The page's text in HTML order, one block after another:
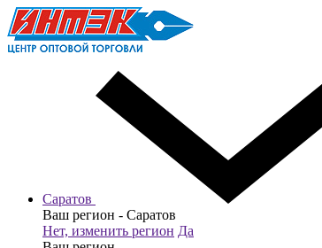
Саратов
Ваш регион - Саратов
Нет, изменить регион Да